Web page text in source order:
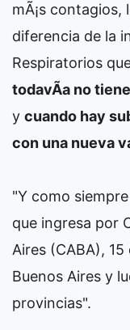
mÃ¡s contagios,
diferencia de la
Respiratorios
todavÃ­a no
y cuando hay
con una nueva
"Y como
que ingresa por
Aires (CABA),
Buenos Aires y
provincias".